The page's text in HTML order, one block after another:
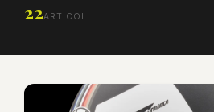
22ARTICOLI